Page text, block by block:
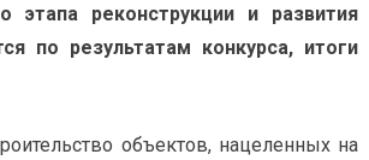
этапа реконструкции и развития
по результатам конкурса, итоги
объектов, нацеленных на